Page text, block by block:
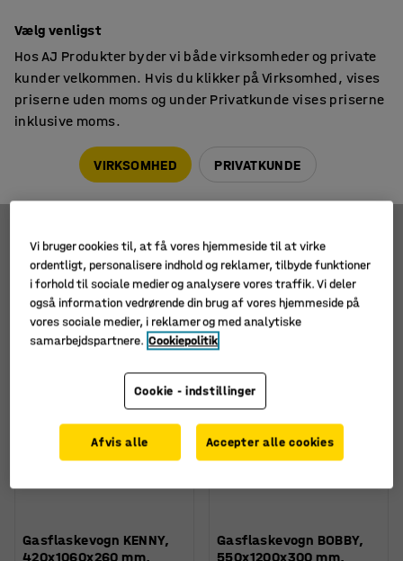
Vogne til gasflasker
Filtre Sortér
2 produkter
Gasflaskevogn KENNY,
420x1060x260 mm,
Gasflaskevogn BOBBY,
550x1200x300 mm,
Vælg venligst
Hos AJ Produkter byder vi både virksomheder og private
kunder velkommen. Hvis du klikker på Virksomhed, vises
priserne uden moms og under Privatkunde vises priserne
inklusive moms.
VIRKSOMHED PRIVATKUNDE
Vi bruger cookies til, at få vores hjemmeside til at virke
ordentligt, personalisere indhold og reklamer, tilbyde funktioner
i forhold til sociale medier og analysere vores traffik. Vi deler
også information vedrørende din brug af vores hjemmeside på
vores sociale medier, i reklamer og med analytiske
samarbejdspartnere. Cookiepolitik
Cookie - indstillinger
Afvis alle Accepter alle cookies